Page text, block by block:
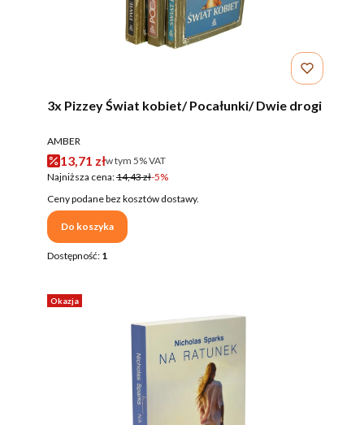
3x Pizzey Świat kobiet/ Pocałunki/ Dwie drogi
PRODUCENT
AMBER
Cena promocyjna brutto
13,71 złw tym %s VAT
w tym 5%VAT
Najniższa cena:14,43 zł-5%
Ceny podane bez kosztów dostawy.
Do koszyka
Dostępność: 1
Okazja